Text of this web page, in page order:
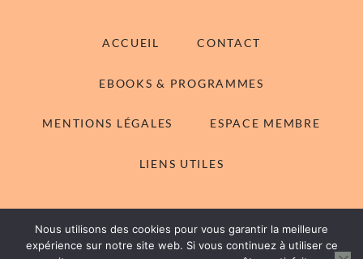
ACCUEIL CONTACT
EBOOKS & PROGRAMMES
MENTIONS LÉGALES ESPACE MEMBRE
LIENS UTILES
© 2014-2026 With Emilie - Tous droits réservés
Nous utilisons des cookies pour vous garantir la meilleure
expérience sur notre site web. Si vous continuez à utiliser ce